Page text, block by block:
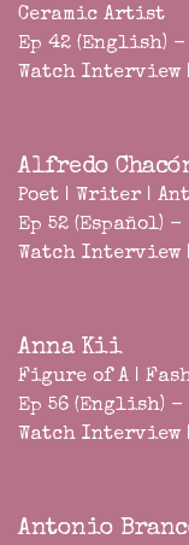
Ceramic Artist
Ep 42 (English)
Watch Interview |
Alfredo
Poet | Writer |
Ep 52 (Español)
Watch Interview |
Anna Kii
Figure of A |
Ep 56 (English) -
Watch Interview |
Antonio